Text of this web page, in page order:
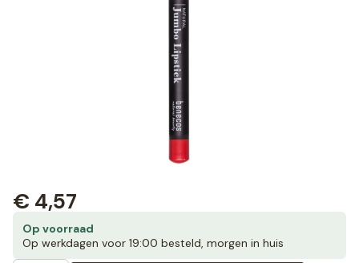
Op voorraad
Op werkdagen voor 19:00 besteld, morgen in huis
€ 4,57